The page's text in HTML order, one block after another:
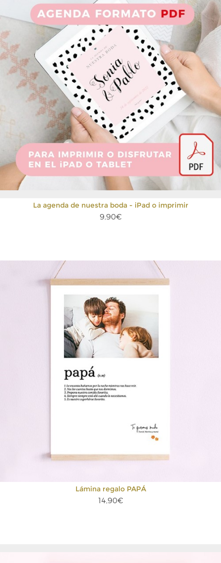
La agenda de nuestra boda - iPad o imprimir
9,90€
Lámina regalo PAPÁ
14,90€